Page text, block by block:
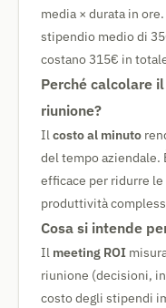
media × durata in
stipendio medio di
costano 315€ in
Perché calcolare
riunione?
Ilcosto al minuto
del tempo aziendale.
efficace per ridurre
produttività
Cosa si intende
Il meeting ROI
riunione (decisioni,
costo degli stipendi